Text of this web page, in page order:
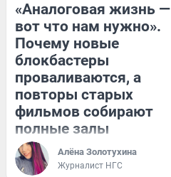
«Аналоговая жизнь —
вот что нам нужно».
Почему новые
блокбастеры
проваливаются, а
повторы старых
фильмов собирают
полные залы
Алёна Золотухина
Журналист НГС